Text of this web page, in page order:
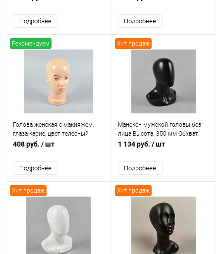
Подробнее Подробнее
Рекомендуем
Голова женская с макияжем,
глаза карие, цвет телесный
Г-207(кар)
408 руб. / шт
Подробнее
Хит продаж
Манекен мужской головы без
лица Высота: 350 мм Обхват:
550 мм Цвет: черный
1 134 руб. / шт
Подробнее
Хит продаж Хит продаж